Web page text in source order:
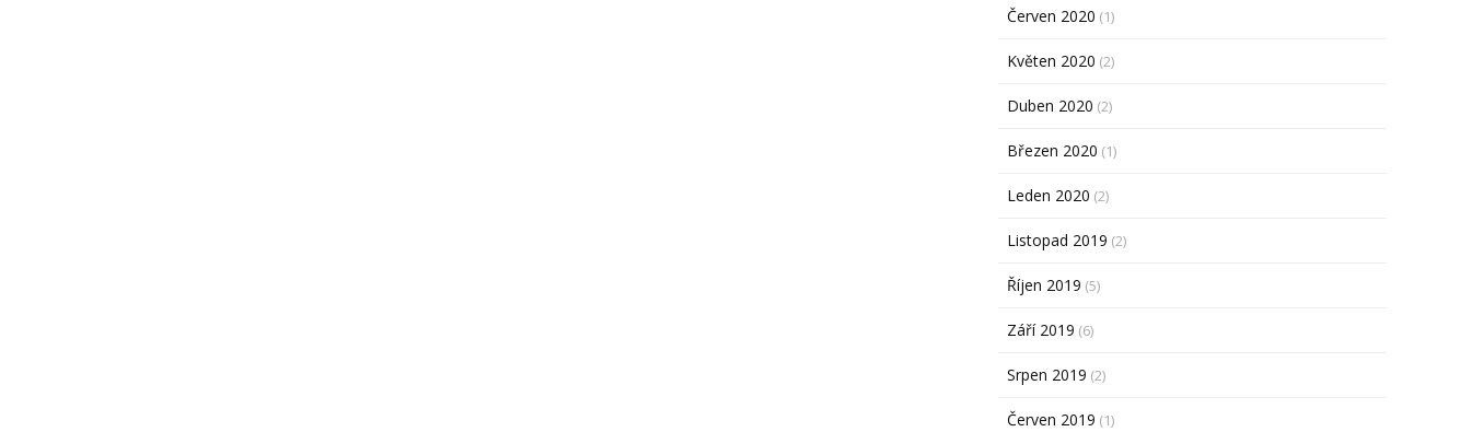
Červen 2020 (1)
Květen 2020 (2)
Duben 2020 (2)
Březen 2020 (1)
Leden 2020 (2)
Listopad 2019 (2)
Říjen 2019 (5)
Září 2019 (6)
Srpen 2019 (2)
Červen 2019 (1)